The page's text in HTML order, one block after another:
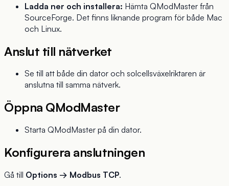
Ladda ner och installera: Hämta QModMaster från
SourceForge. Det finns liknande program för både Mac
och Linux.
Anslut till nätverket
Se till att både din dator och solcellsväxelriktaren är
anslutna till samma nätverk.
Öppna QModMaster
Starta QModMaster på din dator.
Konfigurera anslutningen
Gå till Options → Modbus TCP.